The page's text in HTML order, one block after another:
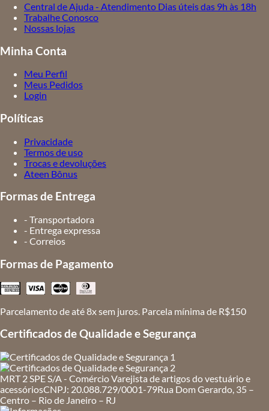
Central de Ajuda - Atendimento Dias úteis das 9h às 18h
Trabalhe Conosco
Nossas lojas
Minha Conta
Meu Perfil
Meus Pedidos
Login
Políticas
Privacidade
Termos de uso
Trocas e devoluções
Ateen Bônus
Formas de Entrega
- Transportadora
- Entrega expressa
- Correios
Formas de Pagamento
Parcelamento de até 8x sem juros. Parcela mínima de R$150
Certificados de Qualidade e Segurança
MRT 2 SPE S/A - Comércio Varejista de artigos do vestuário e
acessóriosCNPJ: 20.088.729/0001-79Rua Dom Gerardo, 35 –
Centro – Rio de Janeiro – RJ